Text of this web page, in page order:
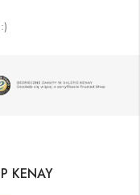
KENAY